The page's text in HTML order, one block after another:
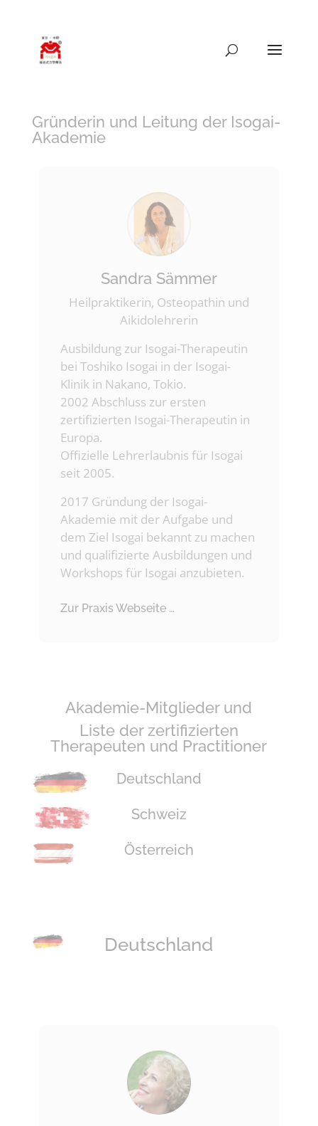
Gründerin und Leitung der Isogai-
Akademie
Sandra Sämmer
Heilpraktikerin, Osteopathin und
Aikidolehrerin
Ausbildung zur Isogai-Therapeutin
bei Toshiko Isogai in der Isogai-
Klinik in Nakano, Tokio.
2002 Abschluss zur ersten
zertifizierten Isogai-Therapeutin in
Europa.
Offizielle Lehrerlaubnis für Isogai
seit 2005.
2017 Gründung der Isogai-
Akademie mit der Aufgabe und
dem Ziel Isogai bekannt zu machen
und qualifizierte Ausbildungen und
Workshops für Isogai anzubieten.
Zur Praxis Webseite …
Akademie-Mitglieder und
Liste der zertifizierten
Therapeuten und Practitioner
Deutschland
Schweiz
Österreich
Deutschland